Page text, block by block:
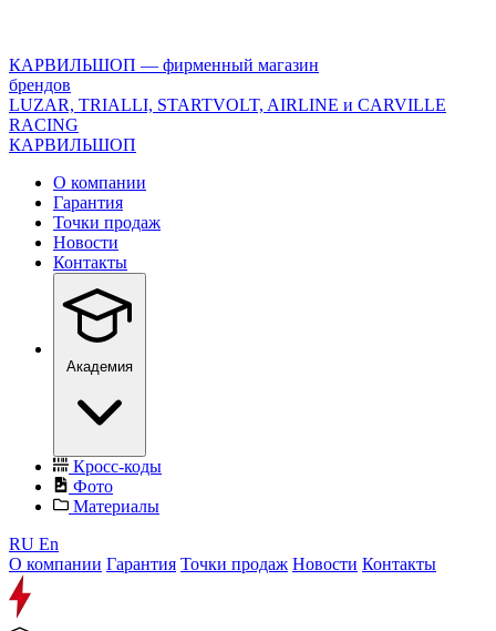
version="1.0"
encoding="utf-
8"?
>
КАРВИЛЬШОП — фирменный магазин
брендов
LUZAR, TRIALLI, STARTVOLT, AIRLINE и CARVILLE
RACING
КАРВИЛЬШОП
О компании
Гарантия
Точки продаж
Новости
Контакты
Академия
Кросс-коды
Фото
Материалы
RU En
О компании Гарантия Точки продаж Новости Контакты